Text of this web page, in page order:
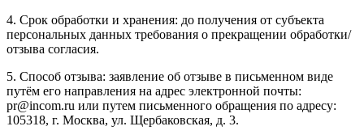
4. Срок обработки и хранения: до получения от субъекта
персональных данных требования о прекращении обработки/
отзыва согласия.
5. Способ отзыва: заявление об отзыве в письменном виде
путём его направления на адрес электронной почты:
pr@incom.ru или путем письменного обращения по адресу:
105318, г. Москва, ул. Щербаковская, д. 3.